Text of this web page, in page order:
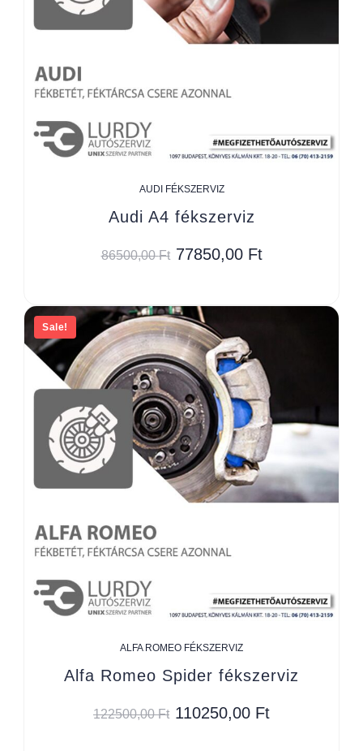
AUDI FÉKSZERVIZ
Audi A4 fékszerviz
86500,00Ft 77850,00 Ft
Sale!
ALFA ROMEO FÉKSZERVIZ
Alfa Romeo Spider fékszerviz
122500,00Ft 110250,00 Ft